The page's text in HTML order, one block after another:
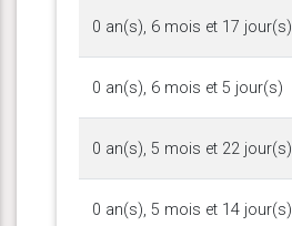
0 an(s), 6 mois et 17 jour(s)
0 an(s), 6 mois et 5 jour(s)
0 an(s), 5 mois et 22 jour(s)
0 an(s), 5 mois et 14 jour(s)